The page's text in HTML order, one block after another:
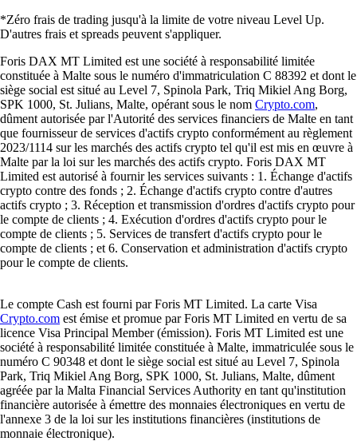
*Zéro frais de trading jusqu'à la limite de votre niveau Level Up.
D'autres frais et spreads peuvent s'appliquer.
Foris DAX MT Limited est une société à responsabilité limitée
constituée à Malte sous le numéro d'immatriculation C 88392 et dont le
siège social est situé au Level 7, Spinola Park, Triq Mikiel Ang Borg,
SPK 1000, St. Julians, Malte, opérant sous le nom Crypto.com,
dûment autorisée par l'Autorité des services financiers de Malte en tant
que fournisseur de services d'actifs crypto conformément au règlement
2023/1114 sur les marchés des actifs crypto tel qu'il est mis en œuvre à
Malte par la loi sur les marchés des actifs crypto. Foris DAX MT
Limited est autorisé à fournir les services suivants : 1. Échange d'actifs
crypto contre des fonds ; 2. Échange d'actifs crypto contre d'autres
actifs crypto ; 3. Réception et transmission d'ordres d'actifs crypto pour
le compte de clients ; 4. Exécution d'ordres d'actifs crypto pour le
compte de clients ; 5. Services de transfert d'actifs crypto pour le
compte de clients ; et 6. Conservation et administration d'actifs crypto
pour le compte de clients.
Le compte Cash est fourni par Foris MT Limited. La carte Visa
Crypto.com est émise et promue par Foris MT Limited en vertu de sa
licence Visa Principal Member (émission). Foris MT Limited est une
société à responsabilité limitée constituée à Malte, immatriculée sous le
numéro C 90348 et dont le siège social est situé au Level 7, Spinola
Park, Triq Mikiel Ang Borg, SPK 1000, St. Julians, Malte, dûment
agréée par la Malta Financial Services Authority en tant qu'institution
financière autorisée à émettre des monnaies électroniques en vertu de
l'annexe 3 de la loi sur les institutions financières (institutions de
monnaie électronique).